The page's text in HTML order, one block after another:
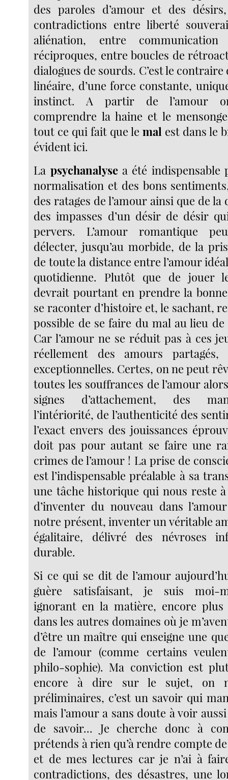
des paroles d’amour et des
contradictions entre liberté
aliénation, entre
réciproques, entre boucles de
dialogues de sourds. C’est le contraire
linéaire, d’une force constante,
instinct. A partir de l’amour
comprendre la haine et le
tout ce qui fait que lemal est dans le
évident ici.
La psychanalysea été indispensable
normalisation et des bons
des ratages de l’amour ainsi que de
des impasses d’un désir de désir
pervers. L’amour romantique
délecter, jusqu’au morbide, de la
de toute la distance entre l’amour
quotidienne. Plutôt que de jouer
devrait pourtant en prendre la
se raconter d’histoire et, le sachant,
possible de se faire du mal au lieu
Car l’amour ne se réduit pas à ces
réellement des amours partagés,
exceptionnelles. Certes, on ne peut
toutes les souffrances de l’amour
signes d’attachement, des
l’intériorité, de l’authenticité des
l’exact envers des jouissances
doit pas pour autant se faire une
crimes de l’amour ! La prise de
est l’indispensable préalable à sa
une tâche historique qui nous reste
d’inventer du nouveau dans
notre présent, inventer un véritable
égalitaire, délivré des névroses
durable.
Si ce qui se dit de l’amour
guère satisfaisant, je suis moi-
ignorant en la matière, encore plus
dans les autres domaines où je
d’être un maître qui enseigne une
de l’amour (comme certains
philo-sophie). Ma conviction est
encore à dire sur le sujet, on
préliminaires, c’est un savoir qui
mais l’amour a sans doute à voir
de savoir... Je cherche donc à
prétends à rien qu’à rendre compte
et de mes lectures car je n’ai à
contradictions, des désastres, une